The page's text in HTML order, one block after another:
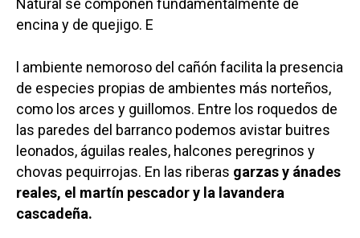
Natural se componen fundamentalmente de
encina y de quejigo. E
l ambiente nemoroso del cañón facilita la presencia
de especies propias de ambientes más norteños,
como los arces y guillomos. Entre los roquedos de
las paredes del barranco podemos avistar buitres
leonados, águilas reales, halcones peregrinos y
chovas pequirrojas. En las riberas garzas y ánades
reales, el martín pescador y la lavandera
cascadeña.